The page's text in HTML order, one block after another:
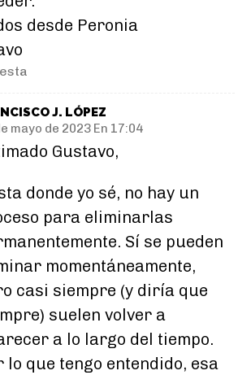
desde Peronia
J. LÓPEZ
mayo de 2023 En 17:04
Gustavo,
donde yo sé, no hay un
para eliminarlas
Sí se pueden
momentáneamente,
casi siempre (y diría que
suelen volver a
a lo largo del tiempo.
lo que tengo entendido, esa